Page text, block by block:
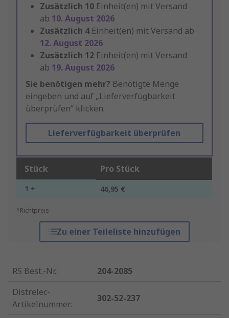
Zusätzlich 10 Einheit(en) mit Versand
ab 10. August 2026
Zusätzlich 4 Einheit(en) mit Versand ab
12. August 2026
Zusätzlich 12 Einheit(en) mit Versand
ab 19. August 2026
Sie benötigen mehr? Benötigte Menge
eingeben und auf „Lieferverfügbarkeit
überprüfen“ klicken.
Lieferverfügbarkeit überprüfen
Stück Pro Stück
1 + 46,95 €
*Richtpreis
Zu einer Teileliste hinzufügen
RS Best.-Nr.:
204-2085
Distrelec-
Artikelnummer:
302-52-237